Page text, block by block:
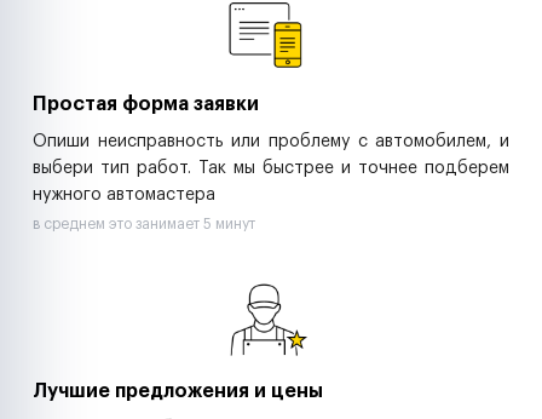
Простая форма заявки
Опиши неисправность или проблему с автомобилем, и
выбери тип работ. Так мы быстрее и точнее подберем
нужного автомастера
в среднем это занимает 5 минут
Лучшие предложения и цены